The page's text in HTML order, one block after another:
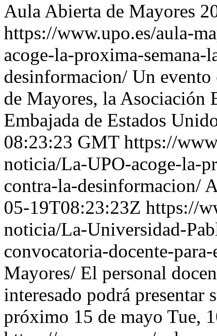
Aula Abierta de Mayores
https://www.upo.es/aula-
acoge-la-proxima-semana-
desinformacion/ Un
de Mayores, la Asociación
Embajada de Estados
08:23:23 GMT https://
noticia/La-UPO-acoge-la-
contra-la-desinformacion/
05-19T08:23:23Z https://
noticia/La-Universidad-
convocatoria-docente-
Mayores/ El personal
interesado podrá presentar
próximo 15 de mayo Tue,